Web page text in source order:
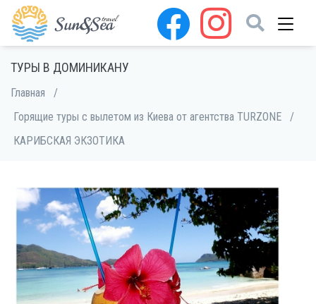
ТУРЫ В ДОМИНИКАНУ
Главная
/
Горящие туры с вылетом из Киева от агентства TURZONE
/
КАРИБСКАЯ ЭКЗОТИКА